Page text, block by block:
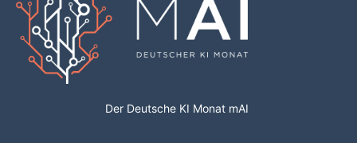
Der Deutsche KI Monat mAI